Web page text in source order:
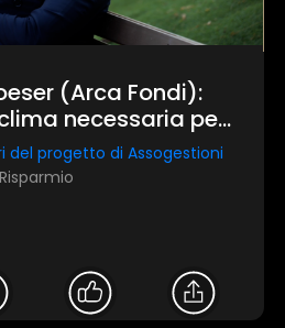
(Arca Fondi):
necessaria per
reale "
del progetto di Assogestioni